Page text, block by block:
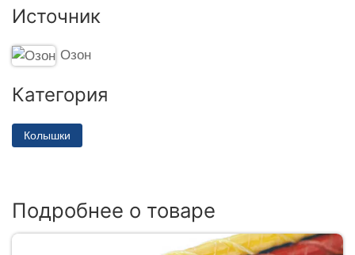
Источник
Озон
Категория
Колышки
Подробнее о товаре